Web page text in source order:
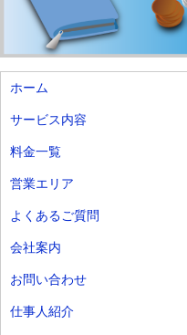
ホーム
サービス内容
料金一覧
営業エリア
よくあるご質問
会社案内
お問い合わせ
仕事人紹介